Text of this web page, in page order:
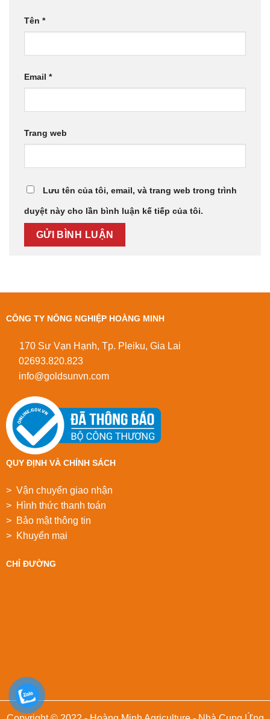
Tên *
Email *
Trang web
Lưu tên của tôi, email, và trang web trong trình
duyệt này cho lần bình luận kế tiếp của tôi.
CÔNG TY NÔNG NGHIỆP HOÀNG MINH
170 Sư Vạn Hạnh, Tp. Pleiku, Gia Lai
02693.820.823
info@goldsunvn.com
QUY ĐỊNH VÀ CHÍNH SÁCH
> Vận chuyển giao nhận
> Hình thức thanh toán
> Bảo mật thông tin
> Khuyển mại
CHỈ ĐƯỜNG